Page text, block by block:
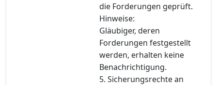
die Forderungen geprüft.
Hinweise:
Gläubiger, deren
Forderungen festgestellt
werden, erhalten keine
Benachrichtigung.
5. Sicherungsrechte an